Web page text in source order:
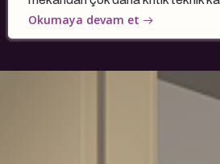
Okumaya devam et